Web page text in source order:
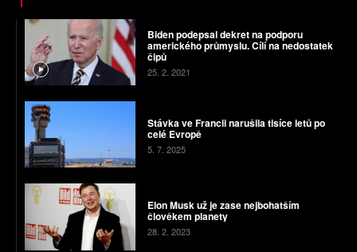
Biden podepsal dekret na podporu
amerického průmyslu. Cílí na nedostatek
čipů
25. 2. 2021
Stávka ve Francii narušila tisíce letů po
celé Evropě
5. 7. 2025
Elon Musk už je zase nejbohatším
člověkem planety
28. 2. 2023